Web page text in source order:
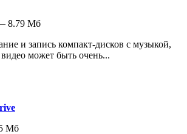
8.79 Мб
и запись компакт-дисков с музыкой,
может быть очень...
Мб